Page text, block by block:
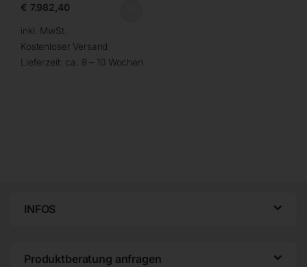
€ 7.982,40
inkl. MwSt.
Kostenloser Versand
Lieferzeit: ca. 8 – 10 Wochen
INFOS
Produktberatung anfragen